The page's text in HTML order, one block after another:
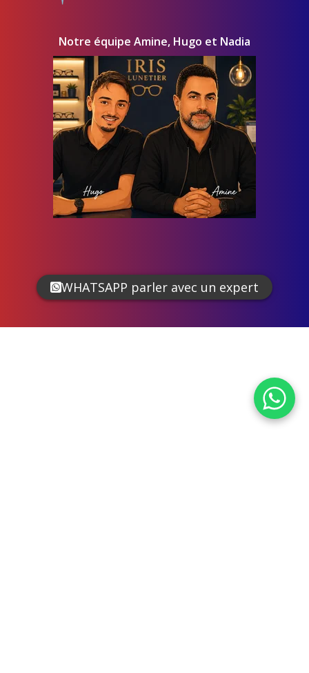
Notre équipe Amine, Hugo et Nadia
WHATSAPP parler avec un expert